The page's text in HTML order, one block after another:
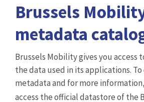
Brussels
metadata
Brussels Mobility gives you access
the data used in its applications.
metadata and for more
access the official datastore of the